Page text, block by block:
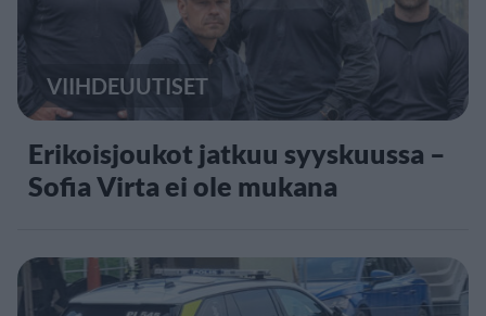
VIIHDEUUTISET
Erikoisjoukot jatkuu syyskuussa –
Sofia Virta ei ole mukana